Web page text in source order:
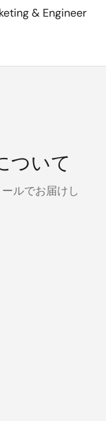
& Engineer
ついて
ルでお届けし